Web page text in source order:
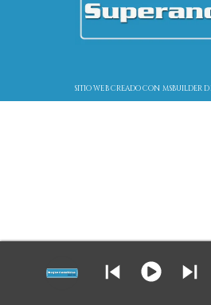
SITIO WEB CREADO CON MSBUILDER